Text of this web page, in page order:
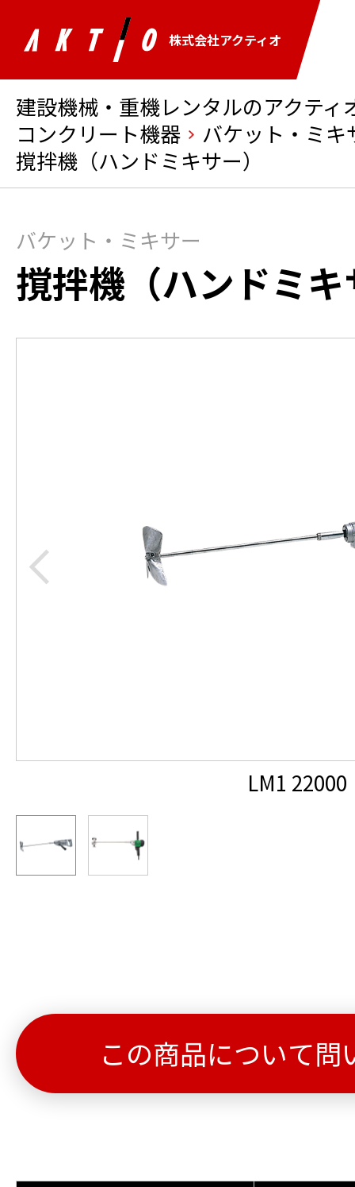
株式会社アクティオ
建設機械・重機レンタルのアクティ
コンクリート機器
バケット・ミキ
撹拌機（ハンドミキサー）
バケット・ミキサー
撹拌機（ハンドミ
LM1 22000
この商品について問